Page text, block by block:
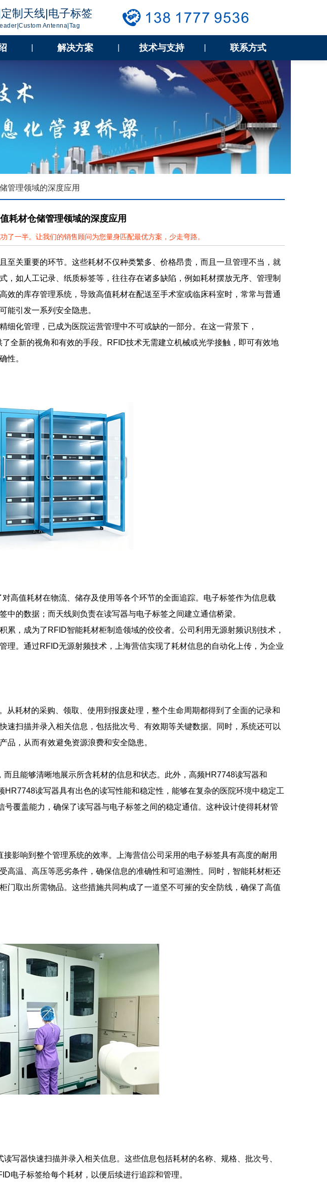
制天线|电子标签
Antenna|Tag
解决方案 技术与支持 联系方式
管理领域的深度应用
耗材仓储管理领域的深度应用
了一半。让我们的销售顾问为您量身匹配最优方案，少走弯路。
至关重要的环节。这些耗材不仅种类繁多、价格昂贵，而且一旦管理不当，就
，如人工记录、纸质标签等，往往存在诸多缺陷，例如耗材摆放无序、管理制
效的库存管理系统，导致高值耗材在配送至手术室或临床科室时，常常与普通
能引发一系列安全隐患。
化管理，已成为医院运营管理中不可或缺的一部分。在这一背景下，
全新的视角和有效的手段。RFID技术无需建立机械或光学接触，即可有效地
性。
高值耗材在物流、储存及使用等各个环节的全面追踪。电子标签作为信息载
的数据；而天线则负责在读写器与电子标签之间建立通信桥梁。
，成为了RFID智能耗材柜制造领域的佼佼者。公司利用无源射频识别技术，
理。通过RFID无源射频技术，上海营信实现了耗材信息的自动化上传，为企业
从耗材的采购、领取、使用到报废处理，整个生命周期都得到了全面的记录和
速扫描并录入相关信息，包括批次号、有效期等关键数据。同时，系统还可以
品，从而有效避免资源浪费和安全隐患。
且能够清晰地展示所含耗材的信息和状态。此外，高频HR7748读写器和
读写器具有出色的读写性能和稳定性，能够在复杂的医院环境中稳定工
覆盖能力，确保了读写器与电子标签之间的稳定通信。这种设计使得耗材管
影响到整个管理系统的效率。上海营信公司采用的电子标签具有高度的耐用
高温、高压等恶劣条件，确保信息的准确性和可追溯性。同时，智能耗材柜还
门取出所需物品。这些措施共同构成了一道坚不可摧的安全防线，确保了高值
写器快速扫描并录入相关信息。这些信息包括耗材的名称、规格、批次号、
电子标签给每个耗材，以便后续进行追踪和管理。